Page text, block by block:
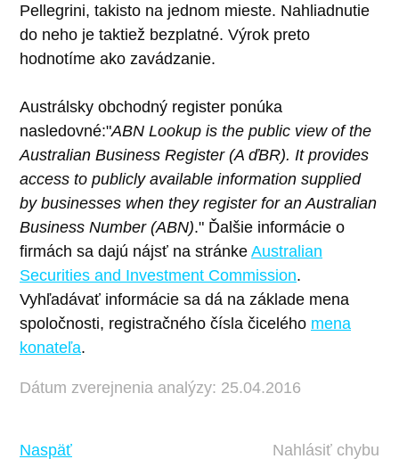
Pellegrini, takisto na jednom mieste. Nahliadnutie
do neho je taktiež bezplatné. Výrok preto
hodnotíme ako zavádzanie.
Austrálsky obchodný register ponúka
nasledovné:"ABN Lookup is the public view of the
Australian Business Register (A ďBR). It provides
access to publicly available information supplied
by businesses when they register for an Australian
Business Number (ABN)." Ďalšie informácie o
firmách sa dajú nájsť na stránke Australian
Securities and Investment Commission.
Vyhľadávať informácie sa dá na základe mena
spoločnosti, registračného čísla čicelého mena
konateľa.
Dátum zverejnenia analýzy: 25.04.2016
Naspäť Nahlásiť chybu